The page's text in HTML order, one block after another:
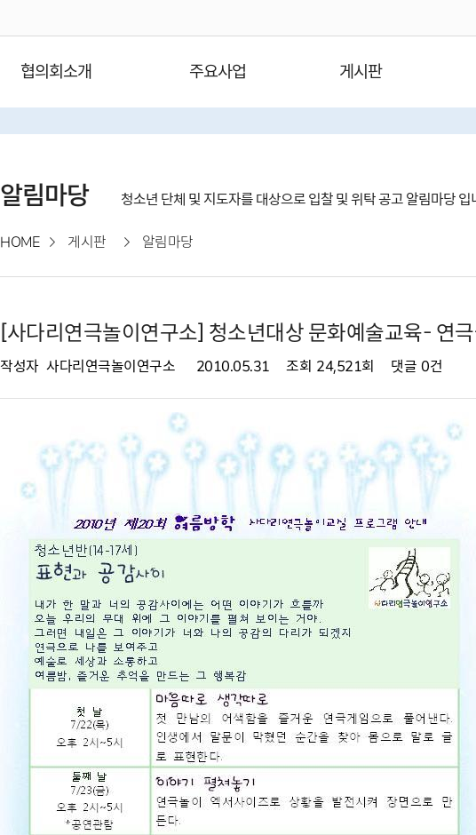
협의회소개 주요사업 게시판
알림마당 청소년 단체 및 지도자를 대상으로 입찰 및 위탁 공고 알림마당 입
HOME 게시판 알림마당
[사다리연극놀이연구소] 청소년대상 문화예술교육- 연
작성자 사다리연극놀이연구소 2010.05.31 조회 24,521회 댓글 0건